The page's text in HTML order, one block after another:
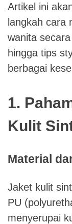
Artikel ini
langkah cara
wanita
hingga tips
berbagai
1.
Kulit
Material
Jaket kulit
PU
menyerupai